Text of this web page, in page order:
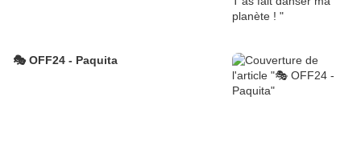
🎭 OFF24 - Paquita